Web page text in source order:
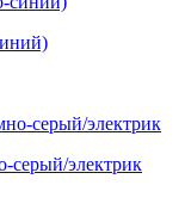
серый/электрик